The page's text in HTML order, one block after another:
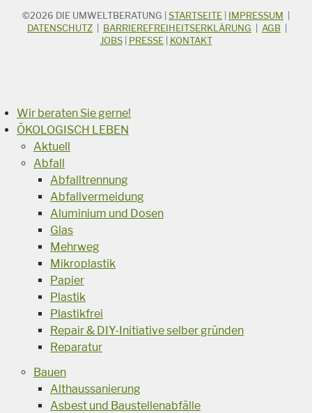
STICHWORTSUCHE
Suchbegriff
©2026 DIE UMWELTBERATUNG STARTSEITE IMPRESSUM
DATENSCHUTZ
BARRIEREFREIHEITSERKLÄRUNG AGB
JOBS| PRESSE| KONTAKT
Wir beraten Sie gerne!
ÖKOLOGISCH LEBEN
Aktuell
Abfall
Abfalltrennung
Abfallvermeidung
Aluminium und Dosen
Glas
Mehrweg
Mikroplastik
Papier
Plastik
Plastikfrei
Repair & DIY-Initiative selber gründen
Reparatur
Bauen
Althaussanierung
Asbest und Baustellenabfälle